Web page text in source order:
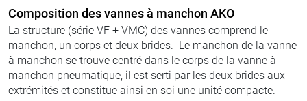
Composition des vannes à manchon AKO
La structure (série VF + VMC) des vannes comprend le
manchon, un corps et deux brides. Le manchon de la vanne
à manchon se trouve centré dans le corps de la vanne à
manchon pneumatique, il est serti par les deux brides aux
extrémités et constitue ainsi en soi une unité compacte.